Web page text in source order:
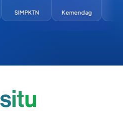
SIMPKTN Kemendag